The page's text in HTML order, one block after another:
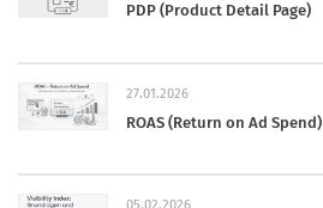
PDP (Product Detail Page)
27.01.2026
ROAS (Return on Ad Spend)